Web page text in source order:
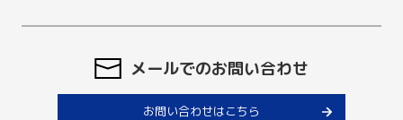
メールでのお問い合わせ
お問い合わせはこちら